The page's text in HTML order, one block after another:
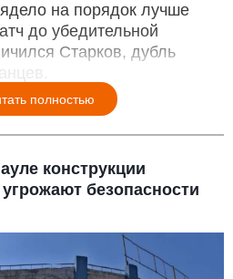
на порядок лучше
до убедительной
Старков, дубль
полностью
конструкции
безопасности